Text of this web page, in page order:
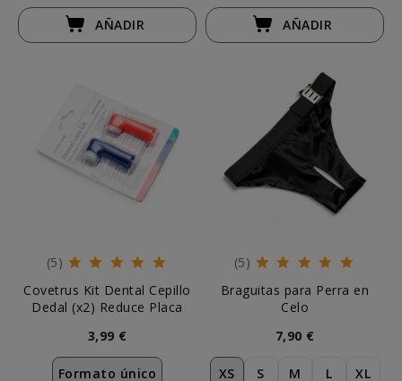
AÑADIR AÑADIR
(5)
Covetrus Kit Dental Cepillo
Dedal (x2) Reduce Placa
3,99 €
Formato único
(5)
Braguitas para Perra en
Celo
7,90 €
XS S M L XL